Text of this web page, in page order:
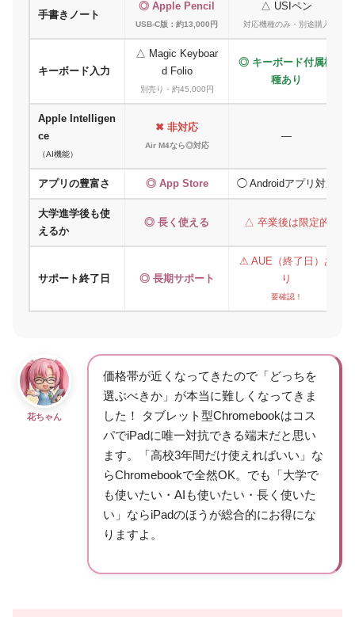
手書きノート
◎ Apple Pencil
USB-C版：約13,000円
△ USIペン
対応機種のみ・別途購入
キーボード入力
△ Magic Keyboar
d Folio
別売り・約45,000円
◎ キーボード付属機
種あり
Apple Intelligen
ce
（AI機能）
✖ 非対応
Air M4なら◎対応
—
アプリの豊富さ ◎ App Store ◯ Androidアプリ対応
大学進学後も使
えるか
◎ 長く使える △ 卒業後は限定的
サポート終了日 ◎ 長期サポート
⚠ AUE（終了日）あ
り
要確認！
花ちゃん
価格帯が近くなってきたので「どっちを
選ぶべきか」が本当に難しくなってきま
した！ タブレット型Chromebookはコス
パでiPadに唯一対抗できる端末だと思い
ます。「高校3年間だけ使えればいい」な
らChromebookで全然OK。でも「大学で
も使いたい・AIも使いたい・長く使いた
い」ならiPadのほうが総合的にお得にな
りますよ。